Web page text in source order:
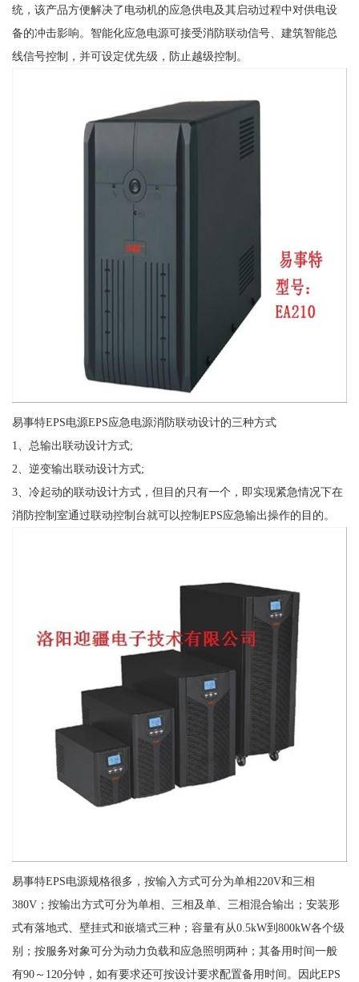
统，该产品方便解决了电动机的应急供电及其启动过程中对供电设
备的冲击影响。智能化应急电源可接受消防联动信号、建筑智能总
线信号控制，并可设定优先级，防止越级控制。
易事特EPS电源EPS应急电源消防联动设计的三种方式
1、总输出联动设计方式;
2、逆变输出联动设计方式;
3、冷起动的联动设计方式，但目的只有一个，即实现紧急情况下在
消防控制室通过联动控制台就可以控制EPS应急输出操作的目的。
易事特EPS电源规格很多，按输入方式可分为单相220V和三相
380V；按输出方式可分为单相、三相及单、三相混合输出；安装形
式有落地式、壁挂式和嵌墙式三种；容量有从0.5kW到800kW各个级
别；按服务对象可分为动力负载和应急照明两种；其备用时间一般
有90～120分钟，如有要求还可按设计要求配置备用时间。因此EPS